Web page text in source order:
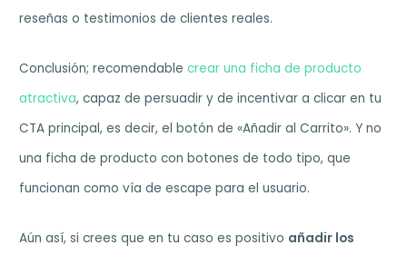
reseñas o testimonios de clientes reales.
Conclusión; recomendablecrear una ficha de producto
atractiva, capaz de persuadir y de incentivar a clicar en tu
CTA principal, es decir, el botón de «Añadir al Carrito». Y no
una ficha de producto con botones de todo tipo, que
funcionan como vía de escape para el usuario.
Aún así, si crees que en tu caso es positivo añadir los